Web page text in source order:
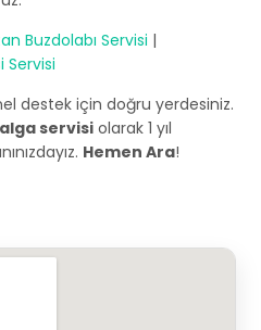
Buzdolabı Servisi |
Servisi
destek için doğru yerdesiniz.
servisi olarak 1 yıl
Hemen Ara!